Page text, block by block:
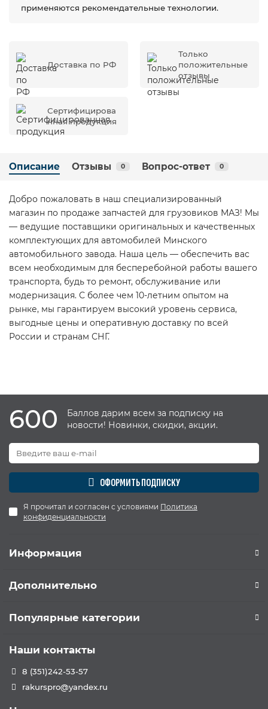
применяются рекомендательные технологии.
Доставка по РФ
Только
положительные
отзывы
Сертифицирова
нная продукция
Описание Отзывы 0 Вопрос-ответ 0
Добро пожаловать в наш специализированный
магазин по продаже запчастей для грузовиков МАЗ! Мы
— ведущие поставщики оригинальных и качественных
комплектующих для автомобилей Минского
автомобильного завода. Наша цель — обеспечить вас
всем необходимым для бесперебойной работы вашего
транспорта, будь то ремонт, обслуживание или
модернизация. С более чем 10-летним опытом на
рынке, мы гарантируем высокий уровень сервиса,
выгодные цены и оперативную доставку по всей
России и странам СНГ.
600
Баллов дарим всем за подписку на
новости! Новинки, скидки, акции.
ОФОРМИТЬ ПОДПИСКУ
Я прочитал и согласен с условиями Политика
конфиденциальности
Информация
Дополнительно
Популярные категории
Наши контакты
8 (351)242-53-57
rakurspro@yandex.ru